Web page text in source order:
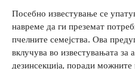
Посебно известување се
навреме да ги преземат
пчелните семејства. Ова
вклучува во известувањата за
дезинсекција, поради